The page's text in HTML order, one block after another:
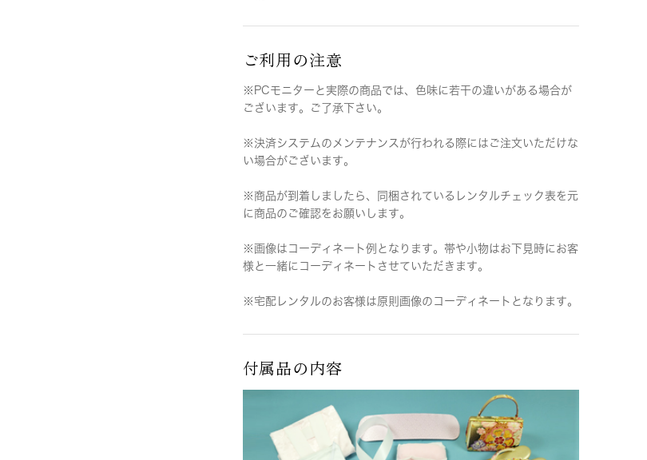
ご利用の注意
※PCモニターと実際の商品では、色味に若干の違いがある場合が
ございます。ご了承下さい。
※決済システムのメンテナンスが行われる際にはご注文いただけな
い場合がございます。
※商品が到着しましたら、同梱されているレンタルチェック表を元
に商品のご確認をお願いします。
※画像はコーディネート例となります。帯や小物はお下見時にお客
様と一緒にコーディネートさせていただきます。
※宅配レンタルのお客様は原則画像のコーディネートとなります。
付属品の内容